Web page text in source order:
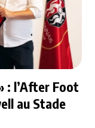
: l’After Foot
au Stade